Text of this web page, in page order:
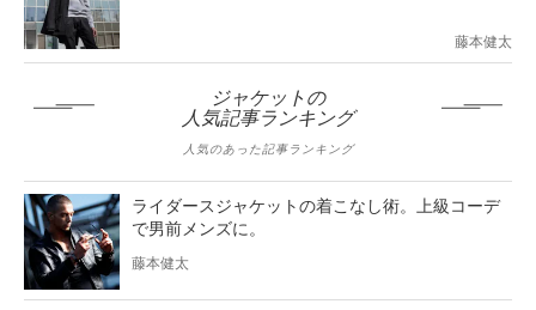
藤本健太
ジャケットの
人気記事ランキング
人気のあった記事ランキング
ライダースジャケットの着こなし術。上級コーデ
で男前メンズに。
藤本健太